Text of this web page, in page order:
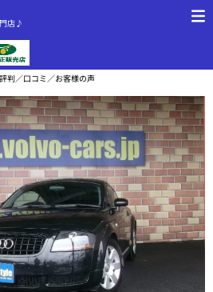
店♪
判／口コミ／お客様の声